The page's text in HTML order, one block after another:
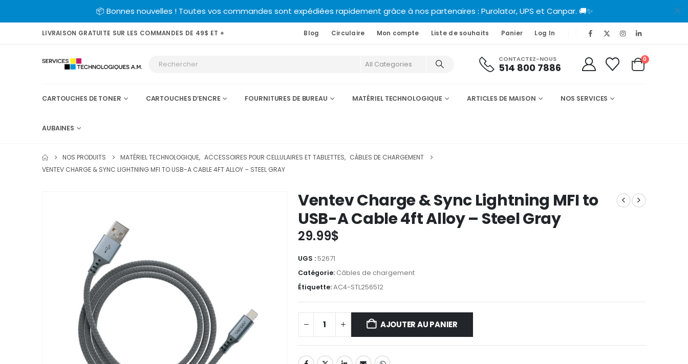
📦 Bonnes nouvelles ! Toutes vos commandes sont expédiées rapidement grâce à nos partenaires : Purolator, UPS et Canpar. 🚚✨
LIVRAISON GRATUITE SUR LES COMMANDES DE 49$ ET + Blog Circulaire Mon compte Liste de souhaits Panier Log In
CONTACTEZ-NOUS
514 800 7886
0
CARTOUCHES DE TONER CARTOUCHES D’ENCRE FOURNITURES DE BUREAU MATÉRIEL TECHNOLOGIQUE ARTICLES DE MAISON NOS SERVICES
AUBAINES
NOS PRODUITS MATÉRIEL TECHNOLOGIQUE, ACCESSOIRES POUR CELLULAIRES ET TABLETTES, CÂBLES DE CHARGEMENT
VENTEV CHARGE & SYNC LIGHTNING MFI TO USB-A CABLE 4FT ALLOY – STEEL GRAY
Ventev Charge & Sync Lightning MFI to
USB-A Cable 4ft Alloy – Steel Gray
29.99$
UGS :52671
Catégorie: Câbles de chargement
Étiquette:AC4-STL256512
AJOUTER AU PANIER